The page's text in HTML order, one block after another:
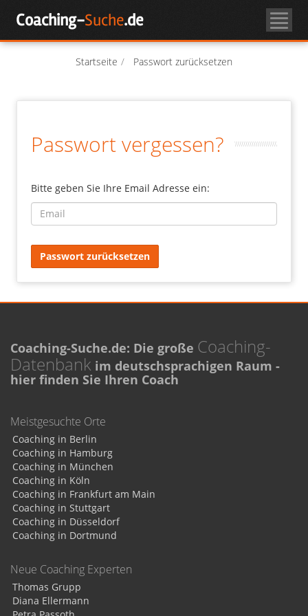
Coaching-Suche.de
Startseite Passwort zurücksetzen
Passwort vergessen?
Bitte geben Sie Ihre Email Adresse ein:
Email
Passwort zurücksetzen
Coaching-Suche.de: Die große Coaching-
Datenbank im deutschsprachigen Raum -
hier finden Sie Ihren Coach
Meistgesuchte Orte
Coaching in Berlin
Coaching in Hamburg
Coaching in München
Coaching in Köln
Coaching in Frankfurt am Main
Coaching in Stuttgart
Coaching in Düsseldorf
Coaching in Dortmund
Neue Coaching Experten
Thomas Grupp
Diana Ellermann
Coachsuche
Über Coaching
Coach-Login
Als Coach registrieren